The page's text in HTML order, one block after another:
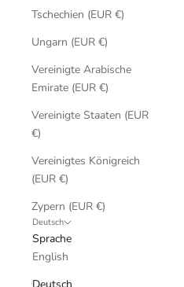
Tschechien (EUR €)
Ungarn (EUR €)
Vereinigte Arabische
Emirate (EUR €)
Vereinigte Staaten (EUR
€)
Vereinigtes Königreich
(EUR €)
Zypern (EUR €)
Deutsch
Sprache
English